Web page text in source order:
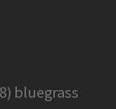
bluegrass